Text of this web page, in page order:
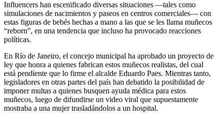
Influencers han escenificado diversas situaciones —tales como
simulaciones de nacimientos y paseos en centros comerciales— con
estas figuras de bebés hechas a mano a las que se les llama muñecos
“reborn”, en una tendencia que incluso ha provocado reacciones
políticas.
En Río de Janeiro, el concejo municipal ha aprobado un proyecto de
ley que honra a quienes fabrican estos muñecos realistas, del cual
está pendiente que lo firme el alcalde Eduardo Paes. Mientras tanto,
legisladores en otras partes del país han debatido la posibilidad de
imponer multas a quienes busquen ayuda médica para estos
muñecos, luego de difundirse un video viral que supuestamente
mostraba a una mujer trasladándolos a un hospital.